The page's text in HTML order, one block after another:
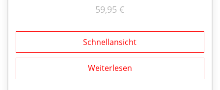
59,95 €
Schnellansicht
Weiterlesen